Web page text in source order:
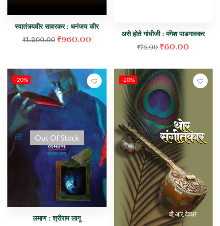
स्वातंत्र्यवीर सावरकर : धनंजय कीर
₹1,200.00 ₹960.00
असे होते गांधीजी : मंगेश पाडगावकर
₹75.00 ₹60.00
-20%
Out Of Stock
लमाण : श्रीराम लागू
-20%